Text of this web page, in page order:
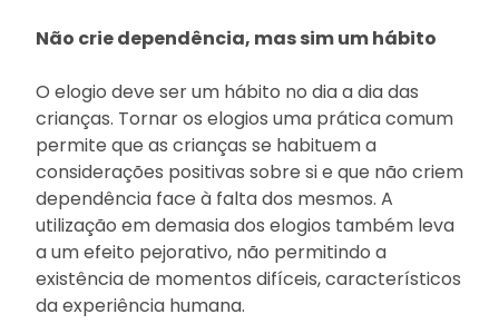
Não crie dependência, mas sim um hábito
O elogio deve ser um hábito no dia a dia das
crianças. Tornar os elogios uma prática comum
permite que as crianças se habituem a
considerações positivas sobre si e que não criem
dependência face à falta dos mesmos. A
utilização em demasia dos elogios também leva
a um efeito pejorativo, não permitindo a
existência de momentos difíceis, característicos
da experiência humana.